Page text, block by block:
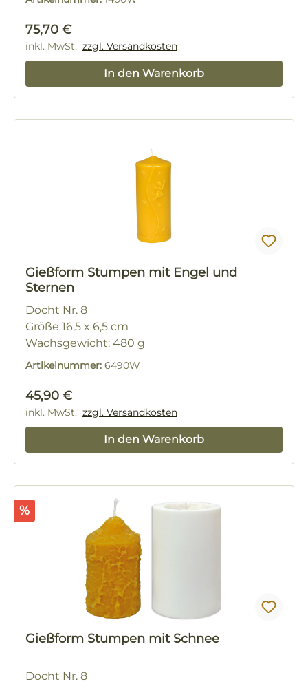
Regulärer Preis:
75,70 €
inkl. MwSt. zzgl. Versandkosten
In den Warenkorb
Gießform Stumpen mit Engel und
Sternen
Docht Nr. 8
Größe 16,5 x 6,5 cm
Wachsgewicht: 480 g
Artikelnummer: 6490W
Regulärer Preis:
45,90 €
inkl. MwSt. zzgl. Versandkosten
In den Warenkorb
Rabatt
%
Gießform Stumpen mit Schnee
Docht Nr. 8